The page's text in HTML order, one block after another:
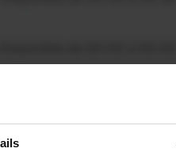
de 00:00 à 00:00